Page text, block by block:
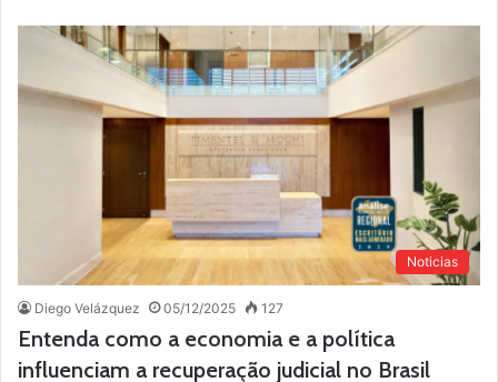
Noticias
Diego Velázquez 05/12/2025 127
Entenda como a economia e a política
influenciam a recuperação judicial no Brasil